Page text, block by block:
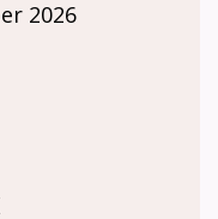
2026